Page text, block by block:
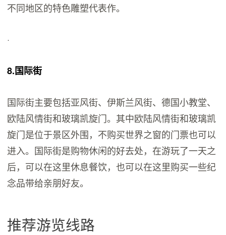
不同地区的特色雕塑代表作。
·
8.国际街
国际街主要包括亚风街、伊斯兰风街、德国小教堂、
欧陆风情街和玻璃凯旋门。其中欧陆风情街和玻璃凯
旋门是位于景区外围，不购买世界之窗的门票也可以
进入。国际街是购物休闲的好去处，在游玩了一天之
后，可以在这里休息餐饮，也可以在这里购买一些纪
念品带给亲朋好友。
推荐游览线路